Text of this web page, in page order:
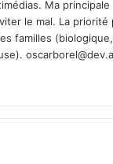
Ma
le mal. La priorité
familles
te